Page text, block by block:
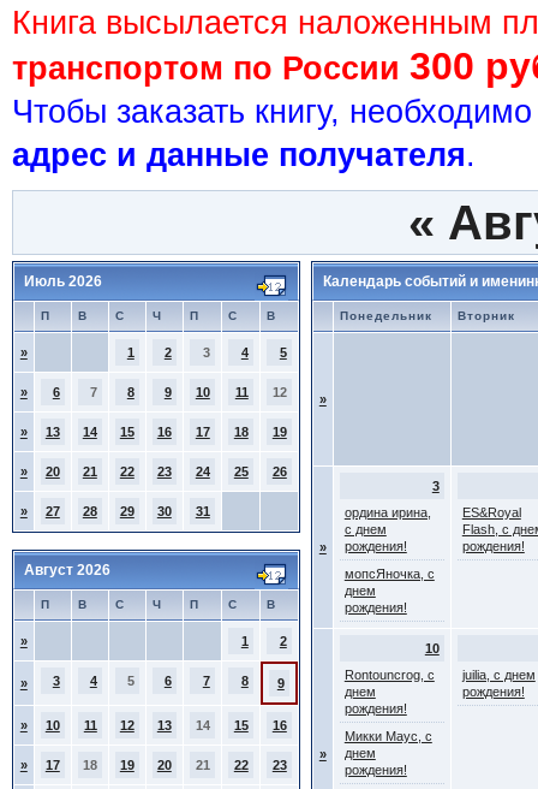
Книга высылается наложенным
транспортом по России 300
Чтобы заказать книгу,
адрес и данные получателя.
«
Июль 2026
П В С Ч П С В
» 1 2 3 4 5
» 6 7 8 9 10 11 12
» 13 14 15 16 17 18 19
» 20 21 22 23 24 25 26
» 27 28 29 30 31
Август 2026
П В С Ч П С В
» 1 2
» 3 4 5 6 7 8 9
» 10 11 12 13 14 15 16
» 17 18 19 20 21 22 23
Календарь событий и
Понедельник Вторник
»
»
3
ордина ирина,
с днем
рождения!
мопсЯночка, с
днем
рождения!
ES&Royal
Flash, с
рождения!
»
10
Rontouncrog, с
днем
рождения!
Микки Маус, с
днем
рождения!
juilia, с днем
рождения!